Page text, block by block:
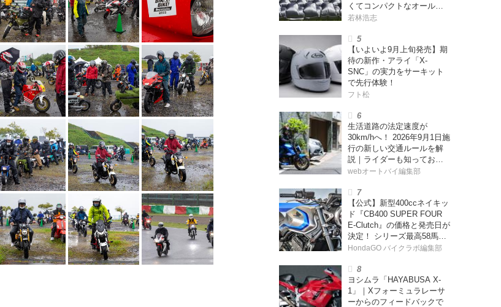
くてコンパクトなオールシ
ーズン対応マットを試して
ー・カブカブ・ダイアリー
ズ Vol.385〉
若林浩志
【いよいよ9月上旬発売】期
待の新作・アライ「X-
SNC」の実力をサーキット
で先行体験！
フト松
生活道路の法定速度が
30km/hへ！ 2026年9月1日施
行の新しい交通ルールを解
説｜ライダーも知っておく
べきポイントをチェック！
webオートバイ編集部
【公式】新型400ccネイキッ
ド『CB400 SUPER FOUR
E-Clutch』の価格と発売日が
決定！ シリーズ最高58馬力
＆14kgもの軽量化!? 完全に
【Honda2026新車ニュー
ス】
HondaGO バイクラボ編集部
ヨシムラ「HAYABUSA X-
1」｜Xフォーミュラレーサ
ーからのフィードバックで